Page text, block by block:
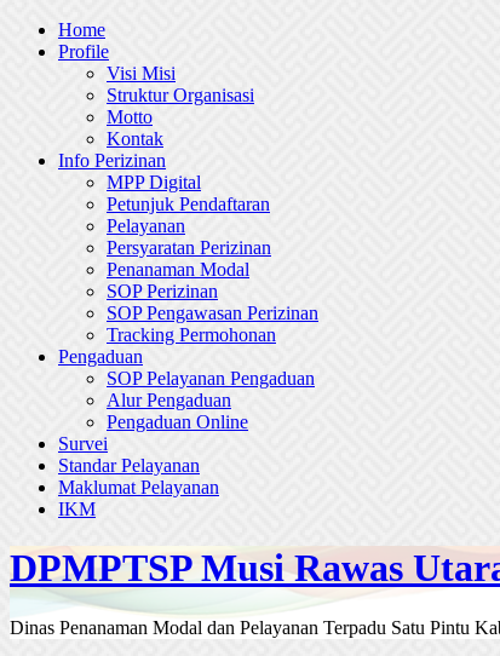
Skip
Home
Profile
Visi Misi
Struktur Organisasi
Motto
Kontak
Info Perizinan
MPP Digital
Petunjuk Pendaftaran
Pelayanan
Persyaratan Perizinan
Penanaman Modal
SOP Perizinan
SOP Pengawasan Perizinan
Tracking Permohonan
Pengaduan
SOP Pelayanan Pengaduan
Alur Pengaduan
Pengaduan Online
Survei
Standar Pelayanan
Maklumat Pelayanan
IKM
DPMPTSP Musi Rawas
Dinas Penanaman Modal dan Pelayanan Terpadu Satu Pintu